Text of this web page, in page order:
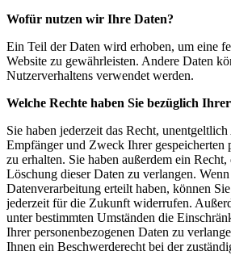
Wofür nutzen wir Ihre Daten?
Ein Teil der Daten wird erhoben, um eine
Website zu gewährleisten. Andere Daten
Nutzerverhaltens verwendet werden.
Welche Rechte haben Sie bezüglich
Sie haben jederzeit das Recht,
Empfänger und Zweck Ihrer gespeicherten
zu erhalten. Sie haben außerdem ein
Löschung dieser Daten zu verlangen.
Datenverarbeitung erteilt haben, können
jederzeit für die Zukunft widerrufen.
unter bestimmten Umständen die
Ihrer personenbezogenen Daten zu
Ihnen ein Beschwerderecht bei der